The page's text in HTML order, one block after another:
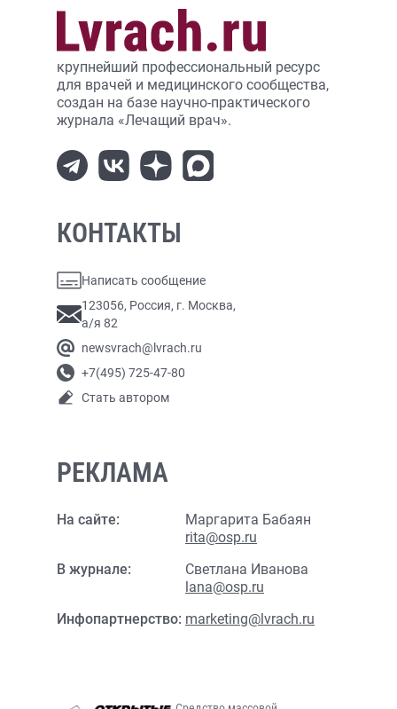
крупнейший профессиональный ресурс
для врачей и медицинского сообщества,
создан на базе научно-практического
журнала «Лечащий врач».
КОНТАКТЫ
Написать сообщение
123056, Россия, г. Москва,
а/я 82
newsvrach@lvrach.ru
+7(495) 725-47-80
Стать автором
РЕКЛАМА
На сайте:
Маргарита Бабаян
rita@osp.ru
В журнале:
Светлана Иванова
lana@osp.ru
Инфопартнерство: marketing@lvrach.ru